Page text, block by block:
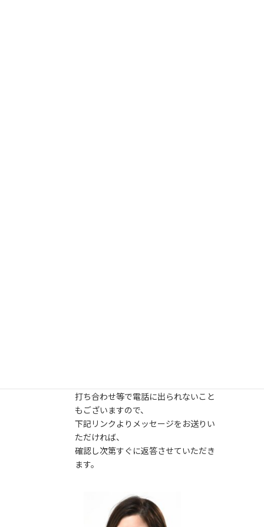
打ち合わせ等で電話に出られないこと
もございますので、
下記リンクよりメッセージをお送りい
ただければ、
確認し次第すぐに返答させていただき
ます。